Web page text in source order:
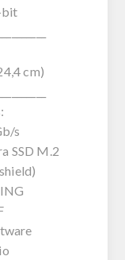
cm)
s
SSD M.2